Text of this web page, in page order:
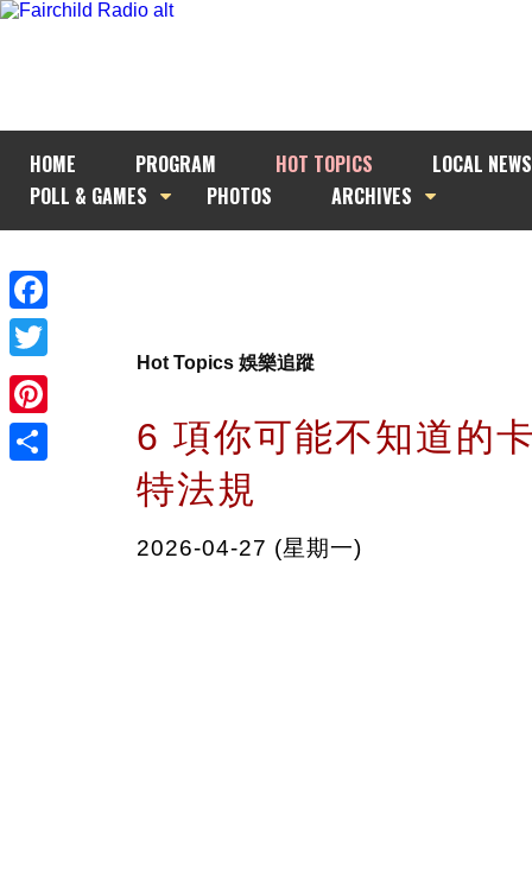
HOME PROGRAM HOT TOPICS
LOCAL NEWS
POLL & GAMES
PHOTOS ARCHIVES
Facebook
Twitter
Pinterest
Hot Topics 娛樂追蹤
6 項你可能不知道的
特法規
2026-04-27 (星期一)